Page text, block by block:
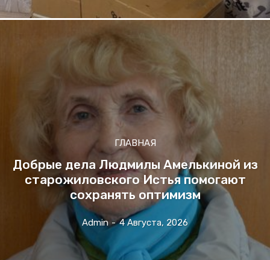
ГЛАВНАЯ
Добрые дела Людмилы Амелькиной из
старожиловского Истья помогают
сохранять оптимизм
Admin - 4 Августа, 2026